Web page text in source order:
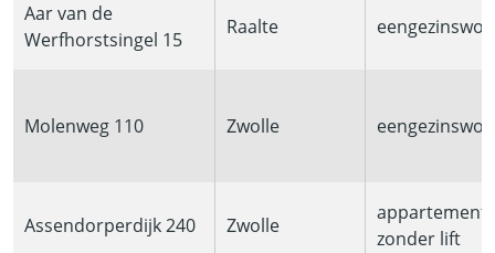
Aar van de
Werfhorstsingel 15
Raalte
Molenweg 110 Zwolle
Assendorperdijk 240 Zwolle
appartement
zonder lift